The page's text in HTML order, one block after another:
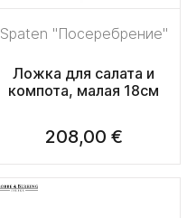
Spaten "Посеребрение"
Ложка для салата и
компота, малая 18см
208,00 €